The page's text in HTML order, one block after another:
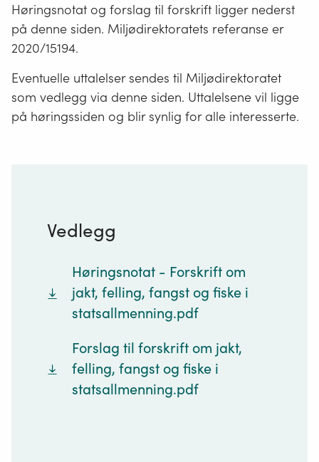
Høringsnotat og forslag til forskrift ligger nederst
på denne siden. Miljødirektoratets referanse er
2020/15194.
Eventuelle uttalelser sendes til Miljødirektoratet
som vedlegg via denne siden. Uttalelsene vil ligge
på høringssiden og blir synlig for alle interesserte.
Vedlegg
Høringsnotat - Forskrift om
jakt, felling, fangst og fiske i
statsallmenning.pdf
Forslag til forskrift om jakt,
felling, fangst og fiske i
statsallmenning.pdf